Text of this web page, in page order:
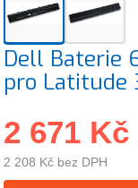
Dell Baterie
pro Latitude
2 671 Kč
2 208 Kč bez DPH